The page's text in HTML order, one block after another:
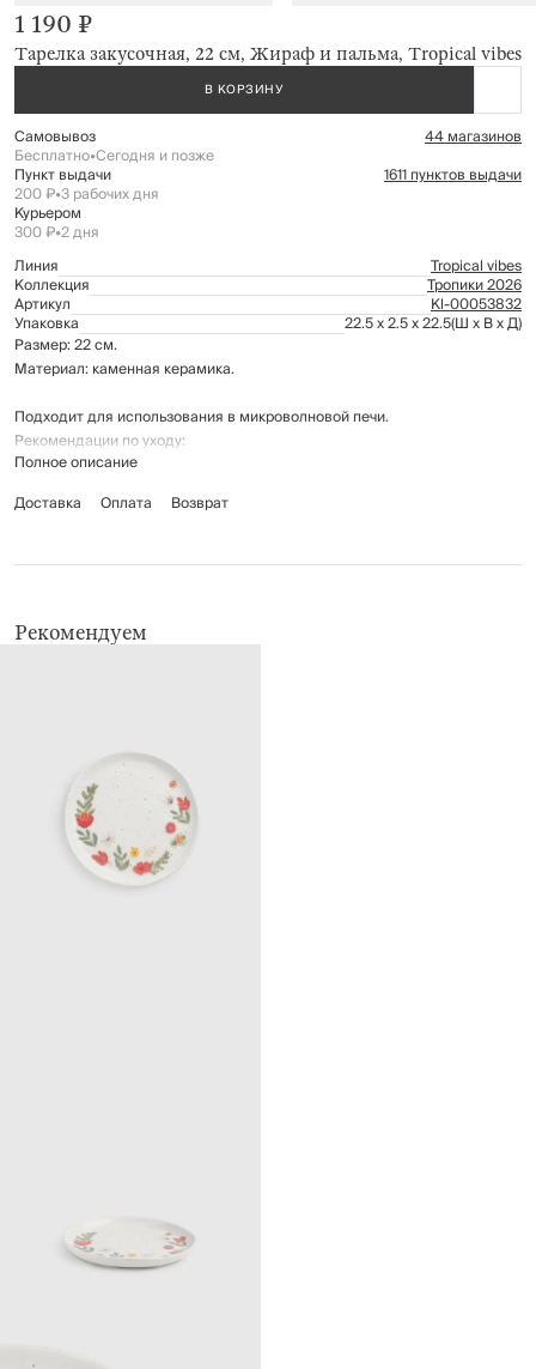
Тарелка закусочная, 22 см, Жираф и пальма, Tropical vibes
1 190 ₽
В КОРЗИНУ
Самовывоз 44 магазинов
Бесплатно•Сегодня и позже
Пункт выдачи 1611 пунктов выдачи
200 ₽•3 рабочих дня
Курьером
300 ₽•2 дня
Линия
Tropical vibes
Коллекция Тропики 2026
Артикул Kl-00053832
Упаковка 22.5 x 2.5 x 22.5(Ш x В x Д)
Размер: 22 см.
Материал: каменная керамика.
Подходит для использования в микроволновой печи.
Рекомендации по уходу:
мыть вручную с применением мягких моющих средств
не использовать для ухода абразивные чистящие средства и
жесткие губки
Полное описание
Доставка
Оплата Возврат
Рекомендуем